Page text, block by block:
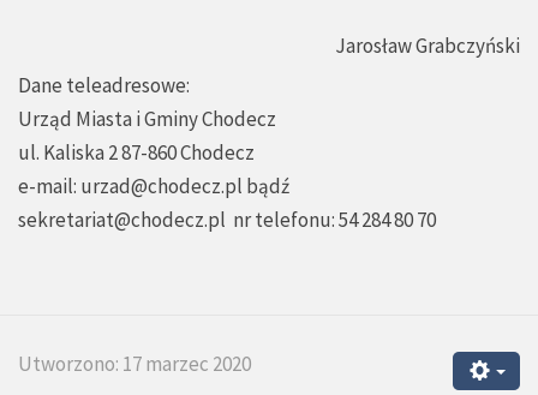
Jarosław Grabczyński
Dane teleadresowe:
Urząd Miasta i Gminy Chodecz
ul. Kaliska 2 87-860 Chodecz
e-mail: urzad@chodecz.pl bądź
sekretariat@chodecz.pl nr telefonu: 54 284 80 70
Utworzono: 17 marzec 2020